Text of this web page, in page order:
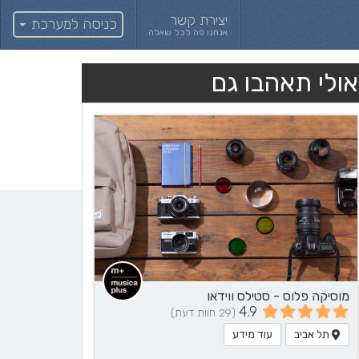
יצירת קשר
אנחנו פה לכל שאלה כניסה למערכת
אולי תאהבו גם
מוסיקה פלוס - סטילס ווידאו
4.9 (29 חוות דעת)
תל אביב עוד מידע